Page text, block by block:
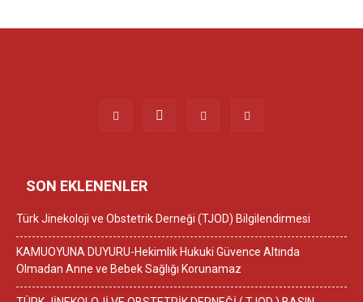
SON EKLENENLER
Türk Jinekoloji ve Obstetrik Derneği (TJOD) Bilgilendirmesi
KAMUOYUNA DUYURU-Hekimlik Hukuki Güvence Altında
Olmadan Anne ve Bebek Sağlığı Korunamaz